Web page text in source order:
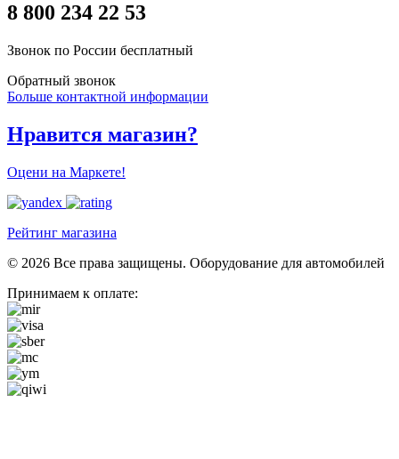
8 800 234 22 53
Звонок по России бесплатный
Обратный звонок
Больше контактной информации
Нравится магазин?
Оцени на Маркете!
Рейтинг магазина
© 2026 Все права защищены. Оборудование для автомобилей
Принимаем к оплате: